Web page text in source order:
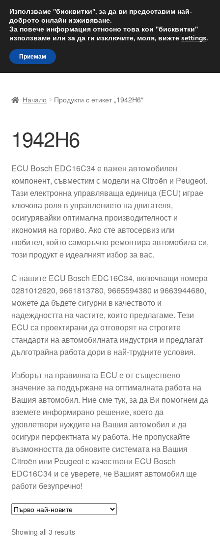
ДОСТАВКА от 12 лв.
Доставка по целия свят
Skip
to
navigation
Skip
to
content
Доставка по целия свят
Жалби
Количка
Контакт
Моята сметка
Политика за поверителност
Правила и условия
Процедура за рекламации
Транспорт
Начало Продукти с етикет „1942H6“
1942H6
ECU Bosch EDC16C34 е важен автомобилен
компонент, съвместим с модели на Citroën и Peugeot.
Тази електронна управляваща единица (ECU) играе
ключова роля в управлението на двигателя,
осигурявайки оптимална производителност и
икономия на гориво. Ако сте автосервиз или
любител, който саморъчно ремонтира автомобила си,
този продукт е идеалният избор за вас.
С нашите ECU Bosch EDC16C34, включващи номера
0281012620, 9661813780, 9665594380 и 9663944680,
можете да бъдете сигурни в качеството и
надеждността на частите, които предлагаме. Тези
ECU са проектирани да отговорят на строгите
стандарти на автомобилната индустрия и предлагат
дълготрайна работа дори в най-трудните условия.
Изборът на правилната ECU е от съществено
значение за поддържане на оптималната работа на
Вашия автомобил. Ние сме тук, за да Ви помогнем да
вземете информирано решение, което да
удовлетвори нуждите на Вашия автомобил и да
осигури перфектната му работа. Не пропускайте
възможността да обновите системата на Вашия
Citroën или Peugeot с качествени ECU Bosch
EDC16C34 и се уверете, че Вашият автомобил ще
работи безупречно!
Showing all 3 resultsSorted
Използваме "бисквитки", за да ви предоставим най-
доброто онлайн изживяване.
За повече информация относно това кои "бисквитки"
използваме или за да ги изключите, моля, вижте settings.
Приемам